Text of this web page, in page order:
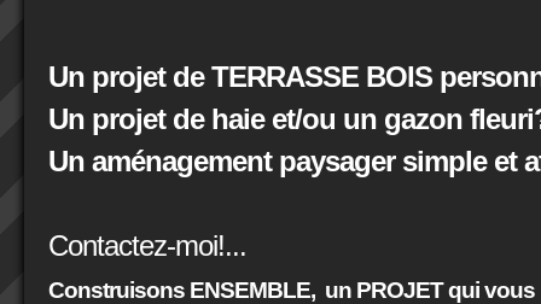
Un projet de TERRASSE BOIS
Un projet de haie et/ou un gazon
Un aménagement paysager simple et
Contactez-moi!...
Construisons ENSEMBLE, un PROJET qui vous